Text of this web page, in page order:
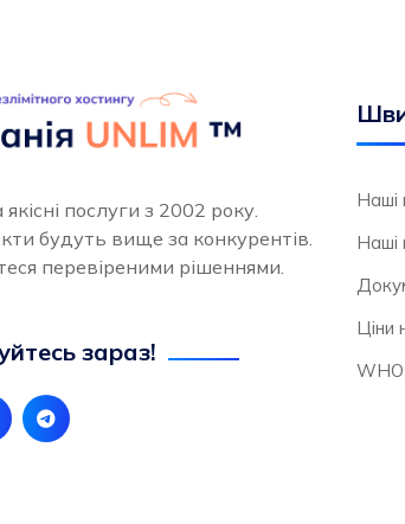
якісні послуги з 2002 року.
будуть вище за конкурентів.
перевіреними рішеннями.
зараз!
Наші
Наші
Ціни